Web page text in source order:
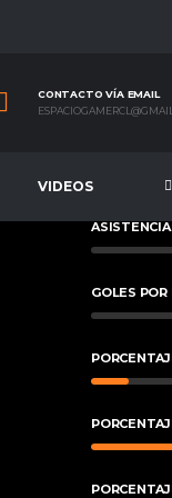
CONTACTO VÍA EMAIL
VIDEOS
GOLES